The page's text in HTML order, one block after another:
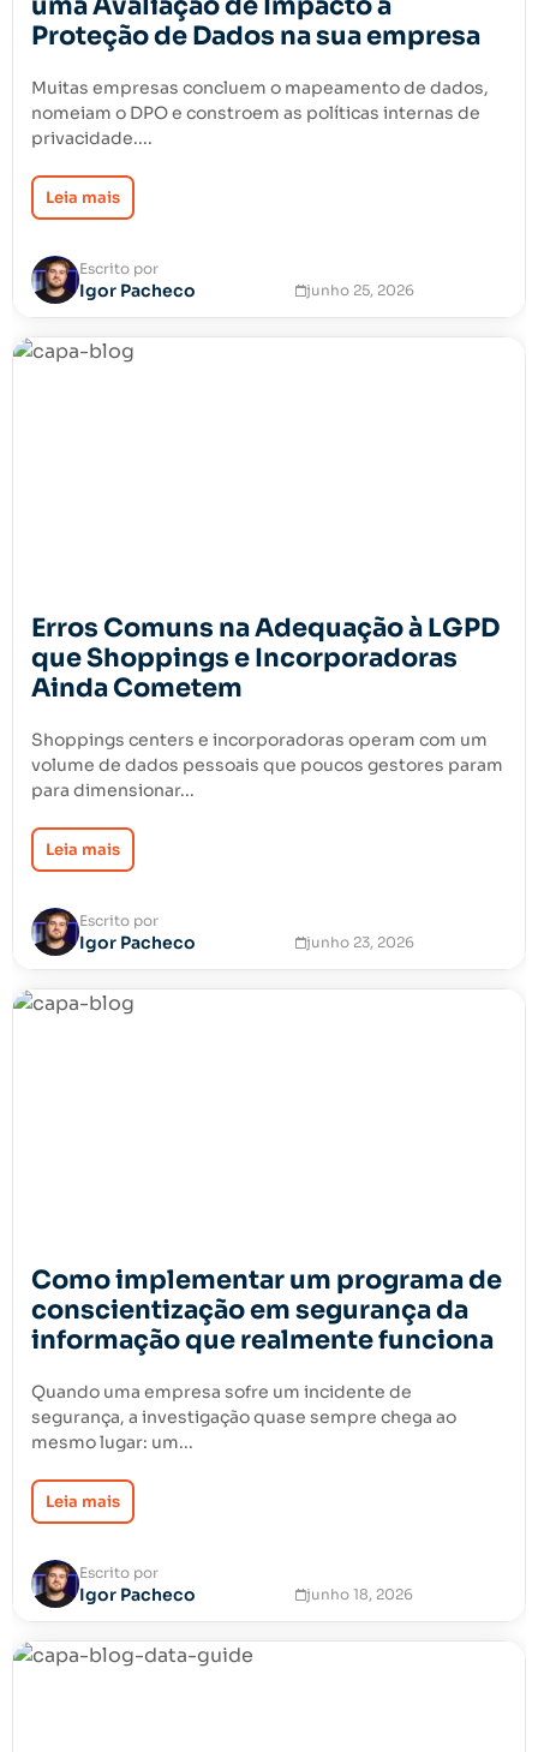
Proteção de Dados na sua empresa
Muitas empresas concluem o mapeamento de dados,
nomeiam o DPO e constroem as políticas internas de
privacidade....
Leia mais
Escrito por
Igor Pacheco junho 25, 2026
Erros Comuns na Adequação à LGPD
que Shoppings e Incorporadoras
Ainda Cometem
Shoppings centers e incorporadoras operam com um
volume de dados pessoais que poucos gestores param
para dimensionar...
Leia mais
Escrito por
Igor Pacheco junho 23, 2026
Como implementar um programa de
conscientização em segurança da
informação que realmente funciona
Quando uma empresa sofre um incidente de
segurança, a investigação quase sempre chega ao
mesmo lugar: um...
Leia mais
Escrito por
Igor Pacheco junho 18, 2026